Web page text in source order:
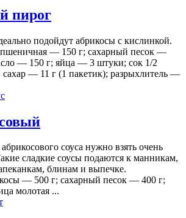
пирог
подойдут абрикосы с кислинкой.
— 150 г; сахарный песок —
— 150 г; яйца — 3 штуки; сок 1/2
— 11 г (1 пакетик); разрыхлитель —
соуса нужно взять очень
сладкие соусы подаются к манникам,
блинам и выпечке.
— 500 г; сахарный песок — 400 г;
молотая ...